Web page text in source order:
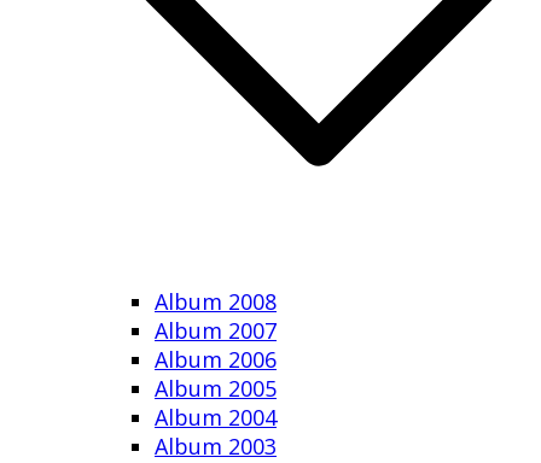
Album 2008
Album 2007
Album 2006
Album 2005
Album 2004
Album 2003